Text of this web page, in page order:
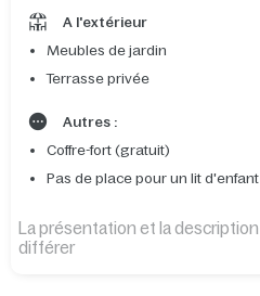
A l'extérieur
Meubles de jardin
Terrasse privée
Autres :
Coffre-fort (gratuit)
Pas de place pour un lit d'enfant
La présentation et la
différer